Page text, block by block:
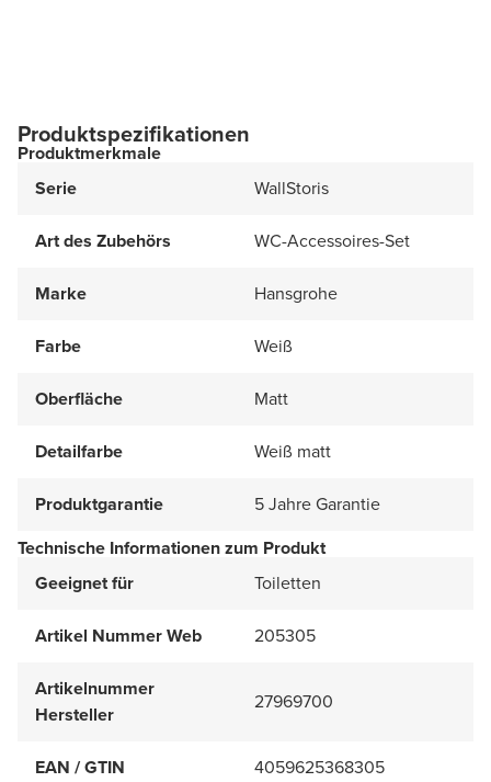
Produktspezifikationen
Produktmerkmale
Serie
WallStoris
Art des Zubehörs WC-Accessoires-Set
Marke Hansgrohe
Farbe Weiß
Oberfläche Matt
Detailfarbe Weiß matt
Produktgarantie
5 Jahre Garantie
Technische Informationen zum Produkt
Geeignet für
Toiletten
Artikel Nummer Web 205305
Artikelnummer
Hersteller
27969700
EAN / GTIN 4059625368305